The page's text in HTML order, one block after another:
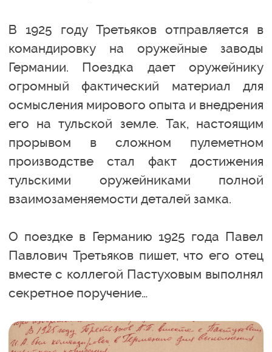
В 1925 году Третьяков отправляется в
командировку на оружейные заводы
Германии. Поездка дает оружейнику
огромный фактический материал для
осмысления мирового опыта и внедрения
его на тульской земле. Так, настоящим
прорывом в сложном пулеметном
производстве стал факт достижения
тульскими оружейниками полной
взаимозаменяемости деталей замка.
О поездке в Германию 1925 года Павел
Павлович Третьяков пишет, что его отец
вместе с коллегой Пастуховым выполнял
секретное поручение…